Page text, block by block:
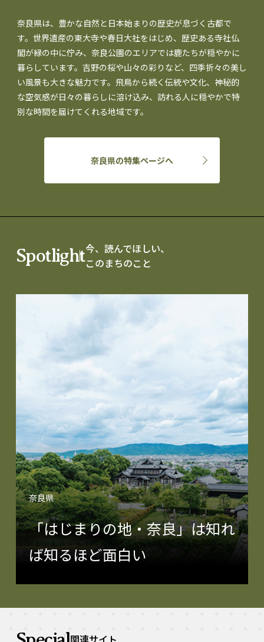
奈良県は、豊かな自然と日本始まりの歴史が息づく古都で
す。世界遺産の東大寺や春日大社をはじめ、歴史ある寺社仏
閣が緑の中に佇み、奈良公園のエリアでは鹿たちが穏やかに
暮らしています。吉野の桜や山々の彩りなど、四季折々の美し
い風景も大きな魅力です。飛鳥から続く伝統や文化、神秘的
な空気感が日々の暮らしに溶け込み、訪れる人に穏やかで特
別な時間を届けてくれる地域です。
奈良県の特集ページへ
Spotlight今、読んでほしい、
このまちのこと
奈良県
「はじまりの地・奈良」は知れ
ば知るほど面白い